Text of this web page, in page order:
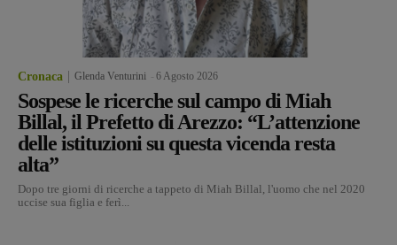
Cronaca Glenda Venturini 6 Agosto 2026
Sospese le ricerche sul campo di Miah
Billal, il Prefetto di Arezzo: “L’attenzione
delle istituzioni su questa vicenda resta
alta”
Dopo tre giorni di ricerche a tappeto di Miah Billal, l'uomo che nel 2020
uccise sua figlia e ferì...